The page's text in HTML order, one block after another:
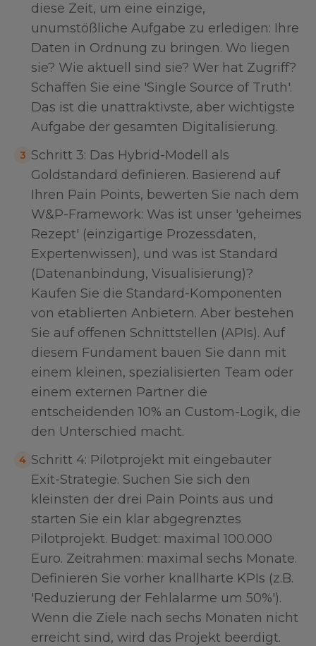
diese Zeit, um eine einzige,
unumstößliche Aufgabe zu erledigen: Ihre
Daten in Ordnung zu bringen. Wo liegen
sie? Wie aktuell sind sie? Wer hat Zugriff?
Schaffen Sie eine 'Single Source of Truth'.
Das ist die unattraktivste, aber wichtigste
Aufgabe der gesamten Digitalisierung.
3 Schritt 3: Das Hybrid-Modell als
Goldstandard definieren. Basierend auf
Ihren Pain Points, bewerten Sie nach dem
W&P-Framework: Was ist unser 'geheimes
Rezept' (einzigartige Prozessdaten,
Expertenwissen), und was ist Standard
(Datenanbindung, Visualisierung)?
Kaufen Sie die Standard-Komponenten
von etablierten Anbietern. Aber bestehen
Sie auf offenen Schnittstellen (APIs). Auf
diesem Fundament bauen Sie dann mit
einem kleinen, spezialisierten Team oder
einem externen Partner die
entscheidenden 10% an Custom-Logik, die
den Unterschied macht.
4 Schritt 4: Pilotprojekt mit eingebauter
Exit-Strategie. Suchen Sie sich den
kleinsten der drei Pain Points aus und
starten Sie ein klar abgegrenztes
Pilotprojekt. Budget: maximal 100.000
Euro. Zeitrahmen: maximal sechs Monate.
Definieren Sie vorher knallharte KPIs (z.B.
'Reduzierung der Fehlalarme um 50%').
Wenn die Ziele nach sechs Monaten nicht
erreicht sind, wird das Projekt beerdigt.